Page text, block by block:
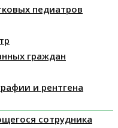
педиатров
граждан
и рентгена
сотрудника